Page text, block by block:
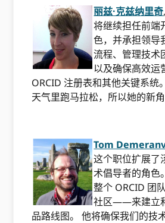
丽兹·克兹纳里奇
将继续担任前端
色，并承担领导
流程、管理技术
以及确保高效运
ORCID 注册表和其他关键系统
天气里跑马拉松，所以她的新角
Tom
这个职位扩展了
术倡导者的角色
整个 ORCID
社区——来建立
品路线图。 他将确保我们的技